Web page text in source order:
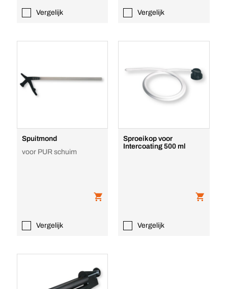
Vergelijk Vergelijk
Spuitmond
voor PUR schuim
Vergelijk
Sproeikop voor
Intercoating 500 ml
Vergelijk